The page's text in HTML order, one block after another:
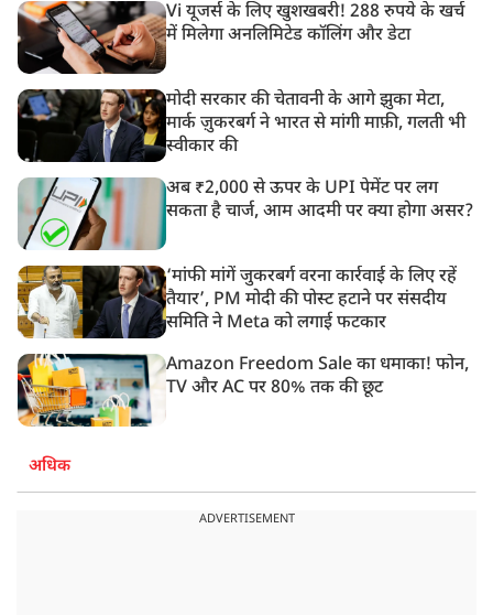
Vi यूजर्स के लिए खुशखबरी! 288 रुपये के खर्च
में मिलेगा अनलिमिटेड कॉलिंग और डेटा
मोदी सरकार की चेतावनी के आगे झुका मेटा,
मार्क ज़ुकरबर्ग ने भारत से मांगी माफ़ी, गलती भी
स्वीकार की
अब ₹2,000 से ऊपर के UPI पेमेंट पर लग
सकता है चार्ज, आम आदमी पर क्या होगा असर?
‘मांफी मांगें जुकरबर्ग वरना कार्रवाई के लिए रहें
तैयार’, PM मोदी की पोस्ट हटाने पर संसदीय
समिति ने Meta को लगाई फटकार
Amazon Freedom Sale का धमाका! फोन,
TV और AC पर 80% तक की छूट
अधिक
ADVERTISEMENT